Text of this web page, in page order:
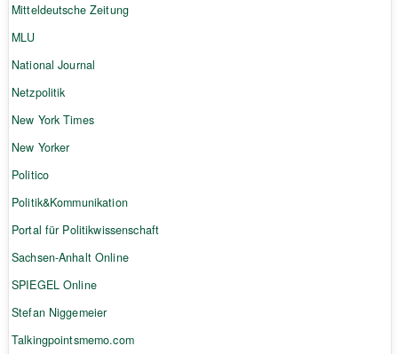
Mitteldeutsche Zeitung
MLU
National Journal
Netzpolitik
New York Times
New Yorker
Politico
Politik&Kommunikation
Portal für Politikwissenschaft
Sachsen-Anhalt Online
SPIEGEL Online
Stefan Niggemeier
Talkingpointsmemo.com